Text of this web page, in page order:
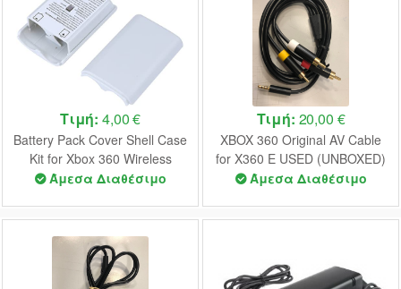
Τιμή: 4,00 €
Battery Pack Cover Shell Case
Kit for Xbox 360 Wireless
Controller White BULK NEW
Άμεσα Διαθέσιμο
Τιμή: 20,00 €
XBOX 360 Original AV Cable
for X360 E USED (UNBOXED)
Άμεσα Διαθέσιμο